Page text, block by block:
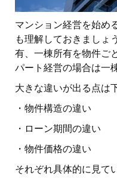
マンション経営を始め
も理解しておきましょ
有、一棟所有を物件ご
パート経営の場合は一
大きな違いが出る点は
・物件構造の違い
・ローン期間の違い
・物件価格の違い
それぞれ具体的に見て